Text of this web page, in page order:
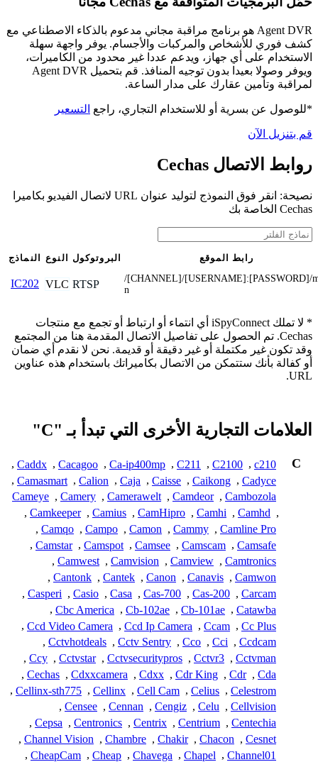
Agent DVR هو برنامج مراقبة مجاني مدعوم بالذكاء الاصطناعي مع
كشف فوري للأشخاص والمركبات والأجسام. يوفر واجهة سهلة
الاستخدام على أي جهاز، ويدعم عددا غير محدود من الكاميرات،
ويوفر وصولا بعيدا بدون توجيه المنافذ. قم بتحميل Agent DVR
لمراقبة وتأمين عقارك على مدار الساعة.
*للوصول عن بسرية أو للاستخدام التجاري، راجع التسعير
قم بتنزيل الآن
روابط الاتصال Cechas
نصيحة: انقر فوق النموذج لتوليد عنوان URL لاتصال الفيديو بكاميرا
Cechas الخاصة بك
النماذج النوع البروتوكول رابط الموقع
IC202 VLC RTSP
/[CHANNEL]/[USERNAME]:[PASSWORD]/
n
* لا تملك iSpyConnect أي انتماء أو ارتباط أو تجمع مع منتجات
Cechas. تم الحصول على تفاصيل الاتصال المقدمة هنا من المجتمع
وقد تكون غير مكتملة أو غير دقيقة أو قديمة. نحن لا نقدم أي ضمان
أو كفالة بأنك ستتمكن من الاتصال بكاميراتك باستخدام هذه عناوين
URL.
العلامات التجارية الأخرى التي تبدأ بـ "C"
C
c210
,
C2100
,
C211
,
Ca-ip400mp
,
Cacagoo
,
Caddx
,
Cadyce
,
Caikong
,
Caisse
,
Caja
,
Calion
,
Camasmart
,
Cambozola
,
Camdeor
,
Camerawelt
,
Camery
,
Cameye
,
Camhd
,
Camhi
,
CamHipro
,
Camius
,
Camkeeper
,
Camline Pro
,
Cammy
,
Camon
,
Campo
,
Camqo
,
Camsafe
,
Camscam
,
Camsee
,
Camspot
,
Camstar
,
Camtronics
,
Camview
,
Camvision
,
Camwest
,
Camwon
,
Canavis
,
Canon
,
Cantek
,
Cantonk
,
Carcam
,
Cas-200
,
Cas-700
,
Casa
,
Casio
,
Casperi
,
Catawba
,
Cb-101ae
,
Cb-102ae
,
Cbc America
,
Cc Plus
,
Ccam
,
Ccd Ip Camera
,
Ccd Video Camera
,
Ccdcam
,
Cci
,
Cco
,
Cctv Sentry
,
Cctvhotdeals
,
Cctvman
,
Cctvr3
,
Cctvsecuritypros
,
Cctvstar
,
Ccy
,
Cda
,
Cdr
,
Cdr King
,
Cdxx
,
Cdxxcamera
,
Cechas
,
Celestrom
,
Celius
,
Cell Cam
,
Cellinx
,
Cellinx-sth775
,
Cellvision
,
Celu
,
Cengiz
,
Cennan
,
Censee
,
Centechia
,
Centrium
,
Centrix
,
Centronics
,
Cepsa
,
Cesnet
,
Chacon
,
Chakir
,
Chambre
,
Channel Vision
,
Channel01
,
Chapel
,
Chavega
,
Cheap
,
CheapCam
,